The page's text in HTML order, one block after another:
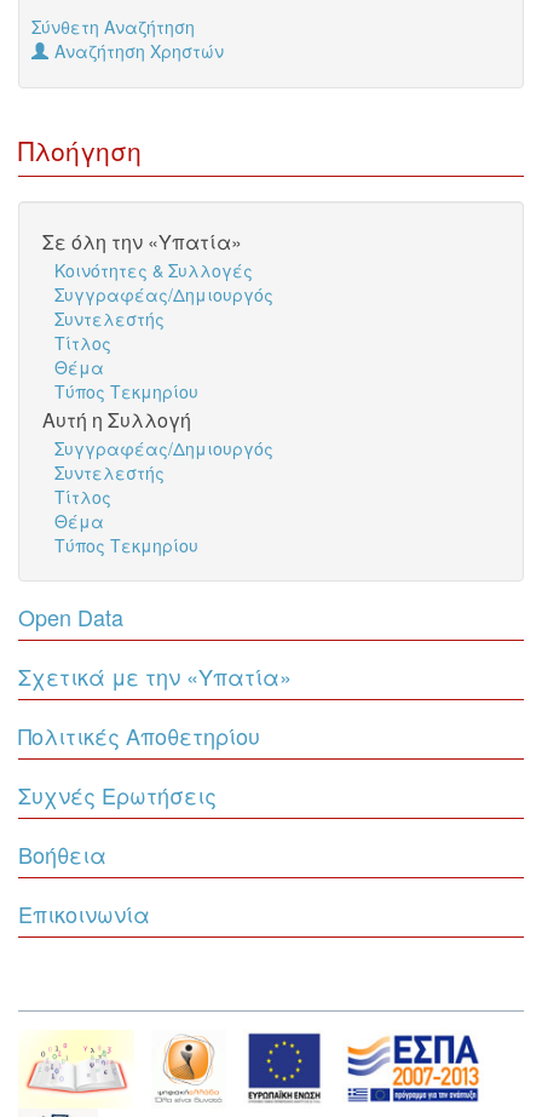
Σύνθετη Αναζήτηση
Αναζήτηση Χρηστών
Πλοήγηση
Σε όλη την «Υπατία»
Κοινότητες & Συλλογές
Συγγραφέας/Δημιουργός
Συντελεστής
Τίτλος
Θέμα
Τύπος Τεκμηρίου
Αυτή η Συλλογή
Συγγραφέας/Δημιουργός
Συντελεστής
Τίτλος
Θέμα
Τύπος Τεκμηρίου
Open Data
Σχετικά με την «Υπατία»
Πολιτικές Αποθετηρίου
Συχνές Ερωτήσεις
Βοήθεια
Επικοινωνία